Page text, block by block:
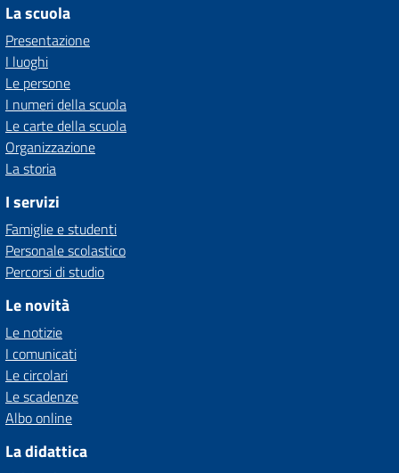
La scuola
Presentazione
I luoghi
Le persone
I numeri della scuola
Le carte della scuola
Organizzazione
La storia
I servizi
Famiglie e studenti
Personale scolastico
Percorsi di studio
Le novità
Le notizie
I comunicati
Le circolari
Le scadenze
Albo online
La didattica